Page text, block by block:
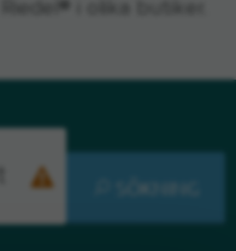
i olika butiker.
SÖKNING